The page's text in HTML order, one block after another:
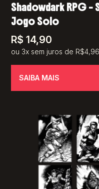
Shadowdark RPG
Jogo Solo
R$ 14,90
ou 3x sem juros de R$4,96
SAIBA MAIS